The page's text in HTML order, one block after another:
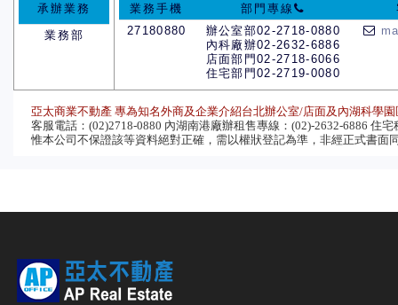
承辦業務
業務部
業務手機 部門專線
27180880
辦公室部02-2718-0880
內科廠辦02-2632-6886
店面部門02-2718-6066
住宅部門02-2719-0080
亞太商業不動產 專為知名外商及企業介紹台北辦公室/店面及內湖科學
客服電話：(02)2718-0880 內湖南港廠辦租售專線：(02)-2632-6886 住
惟本公司不保證該等資料絕對正確，需以權狀登記為準，非經正式書面